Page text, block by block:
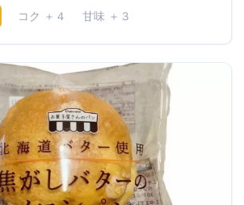
コク ＋４
甘味 ＋３